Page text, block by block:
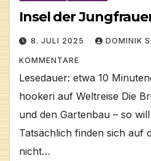
Insel der
8. JULI 2025 DOMINIK
KOMMENTARE
Lesedauer: etwa 10
hookeri auf Weltreise Die
und den Gartenbau – so
Tatsächlich finden sich auf
nicht…